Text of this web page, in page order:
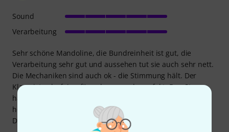
Sehr schöne Mandoline, die Bundreinheit ist gut, die
Verarbeitung sehr gut und aussehen tut sie auch sehr nett.
Die Mechaniken sind auch ok - die Stimmung hält. Der
Klang ist sehr fein - für zuhaue grade perfekt. Den Steg
habe ich minimal abgeschliffen, weil er doch ein wenig zu
hoch war.
Den Preis finde ich angemessen.
Sound
Verarbeitung